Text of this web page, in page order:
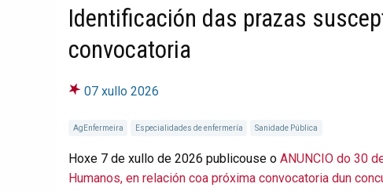
Identificación das prazas
convocatoria
07 xullo 2026
AgEnfermeira Especialidades de enfermería Sanidade Pública
Hoxe 7 de xullo de 2026 publicouse o ANUNCIO do 30
Humanos, en relación coa próxima convocatoria dun